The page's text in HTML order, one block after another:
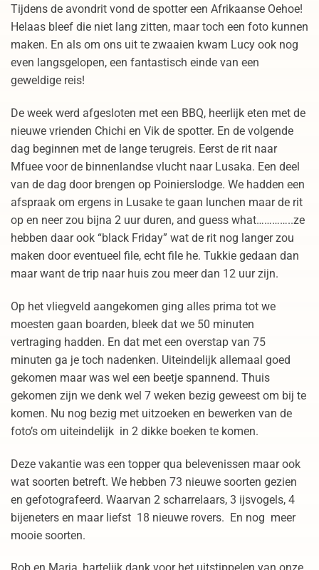
Tijdens de avondrit vond de spotter een Afrikaanse Oehoe!
Helaas bleef die niet lang zitten, maar toch een foto kunnen
maken. En als om ons uit te zwaaien kwam Lucy ook nog
even langsgelopen, een fantastisch einde van een
geweldige reis!
De week werd afgesloten met een BBQ, heerlijk eten met de
nieuwe vrienden Chichi en Vik de spotter. En de volgende
dag beginnen met de lange terugreis. Eerst de rit naar
Mfuee voor de binnenlandse vlucht naar Lusaka. Een deel
van de dag door brengen op Poinierslodge. We hadden een
afspraak om ergens in Lusake te gaan lunchen maar de rit
op en neer zou bijna 2 uur duren, and guess what…………..ze
hebben daar ook “black Friday” wat de rit nog langer zou
maken door eventueel file, echt file he. Tukkie gedaan dan
maar want de trip naar huis zou meer dan 12 uur zijn.
Op het vliegveld aangekomen ging alles prima tot we
moesten gaan boarden, bleek dat we 50 minuten
vertraging hadden. En dat met een overstap van 75
minuten ga je toch nadenken. Uiteindelijk allemaal goed
gekomen maar was wel een beetje spannend. Thuis
gekomen zijn we denk wel 7 weken bezig geweest om bij te
komen. Nu nog bezig met uitzoeken en bewerken van de
foto’s om uiteindelijk in 2 dikke boeken te komen.
Deze vakantie was een topper qua belevenissen maar ook
wat soorten betreft. We hebben 73 nieuwe soorten gezien
en gefotografeerd. Waarvan 2 scharrelaars, 3 ijsvogels, 4
bijeneters en maar liefst 18 nieuwe rovers. En nog meer
mooie soorten.